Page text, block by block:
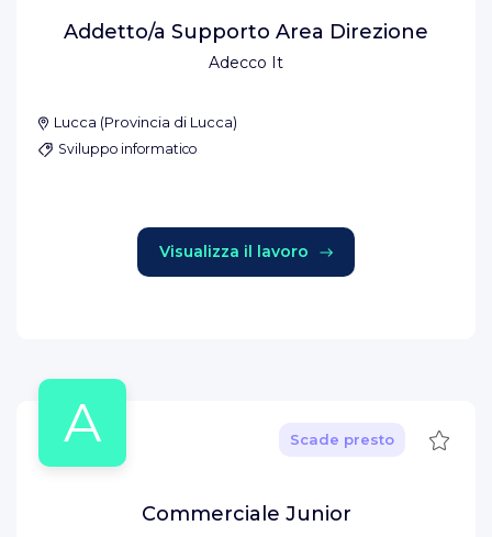
Adecco It
Addetto/a Supporto Area Direzione
Lucca (Provincia di Lucca)
Sviluppo informatico
Visualizza il lavoro
A Scade presto Salva
Commerciale Junior